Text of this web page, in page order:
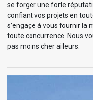
se forger une forte
confiant vos projets en
s’engage à vous fournir la
toute concurrence. Nous
pas moins cher ailleurs.